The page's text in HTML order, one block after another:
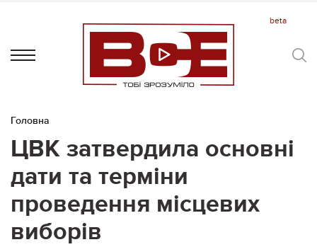
Головна
ЦВК затвердила основні
дати та терміни
проведення місцевих
виборів